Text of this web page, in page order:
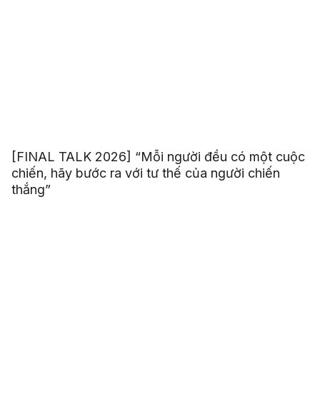
[FINAL TALK 2026] “Mỗi người đều có một cuộc
chiến, hãy bước ra với tư thế của người chiến
thắng”